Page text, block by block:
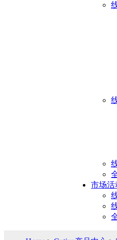
市场活